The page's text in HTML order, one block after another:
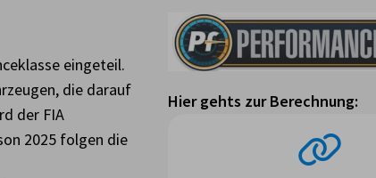
eingeteil.
die darauf
der FIA
2025 folgen die
Hier gehts zur Berechnung: